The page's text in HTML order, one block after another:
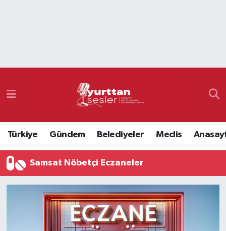
Türkiye Gündem Belediyeler Meclis
Samsat Nöbetçi Eczaneler
Namaz Vakitleri
Süper Lig Puan Durumu ve Fikstür
Tüm Manşetler
Son Dakika Haberleri
Haber Arşivi